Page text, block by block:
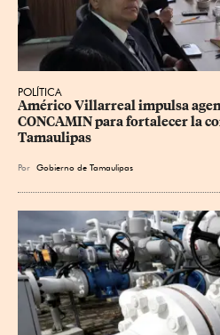
POLÍTICA
Américo Villarreal impulsa
CONCAMIN para fortalecer la
Tamaulipas
Por Gobierno de Tamaulipas